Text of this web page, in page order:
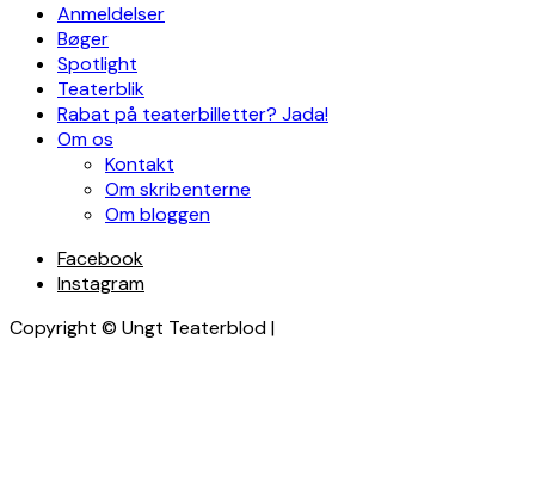
Anmeldelser
Bøger
Spotlight
Teaterblik
Rabat på teaterbilletter? Jada!
Om os
Kontakt
Om skribenterne
Om bloggen
Facebook
Instagram
Copyright © Ungt Teaterblod |